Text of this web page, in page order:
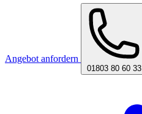
Angebot anfordern
01803 80 60 33